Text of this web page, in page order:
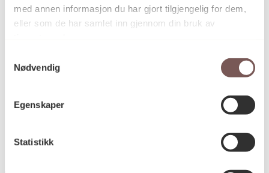
med annen informasjon du har gjort tilgjengelig for dem,
eller som de har samlet inn gjennom din bruk av
Nødvendig
Egenskaper
Statistikk